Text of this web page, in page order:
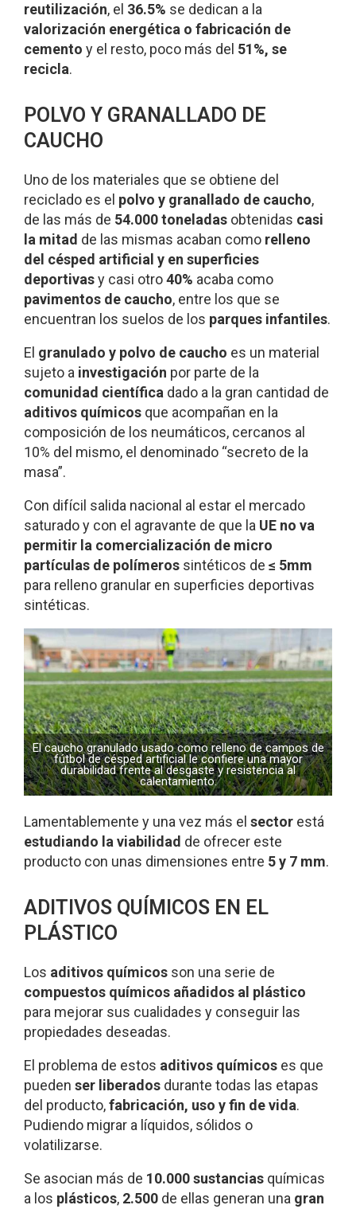
reutilización, el 36.5% se dedican a la
valorización energética o fabricación de
cemento y el resto, poco más del 51%, se
recicla.
POLVO Y GRANALLADO DE
CAUCHO
Uno de los materiales que se obtiene del
reciclado es el polvo y granallado de caucho,
de las más de 54.000 toneladas obtenidas casi
la mitad de las mismas acaban como relleno
del césped artificial y en superficies
deportivasy casi otro40% acaba como
pavimentos de caucho, entre los que se
encuentran los suelos de los parques infantiles.
El granulado y polvo de caucho es un material
sujeto a investigación por parte de la
comunidad científica dado a la gran cantidad de
aditivos químicos que acompañan en la
composición de los neumáticos, cercanos al
10% del mismo, el denominado “secreto de la
masa”.
Con difícil salida nacional al estar el mercado
saturado y con el agravante de que la UE no va
permitir la comercialización de micro
partículas de polímeros sintéticos de ≤ 5mm
para relleno granular en superficies deportivas
sintéticas.
El caucho granulado usado como relleno de campos de
fútbol de césped artificial le confiere una mayor
durabilidad frente al desgaste y resistencia al
calentamiento.
Lamentablemente y una vez más el sector está
estudiando la viabilidad de ofrecer este
producto con unas dimensiones entre 5 y 7 mm.
ADITIVOS QUÍMICOS EN EL
PLÁSTICO
Los aditivos químicos son una serie de
compuestos químicos añadidos al plástico
para mejorar sus cualidades y conseguir las
propiedades deseadas.
El problema de estos aditivos químicos es que
pueden ser liberados durante todas las etapas
del producto,fabricación, uso y fin de vida.
Pudiendo migrar a líquidos, sólidos o
volatilizarse.
Se asocian más de 10.000 sustancias químicas
a los plásticos, 2.500 de ellas generan una gran